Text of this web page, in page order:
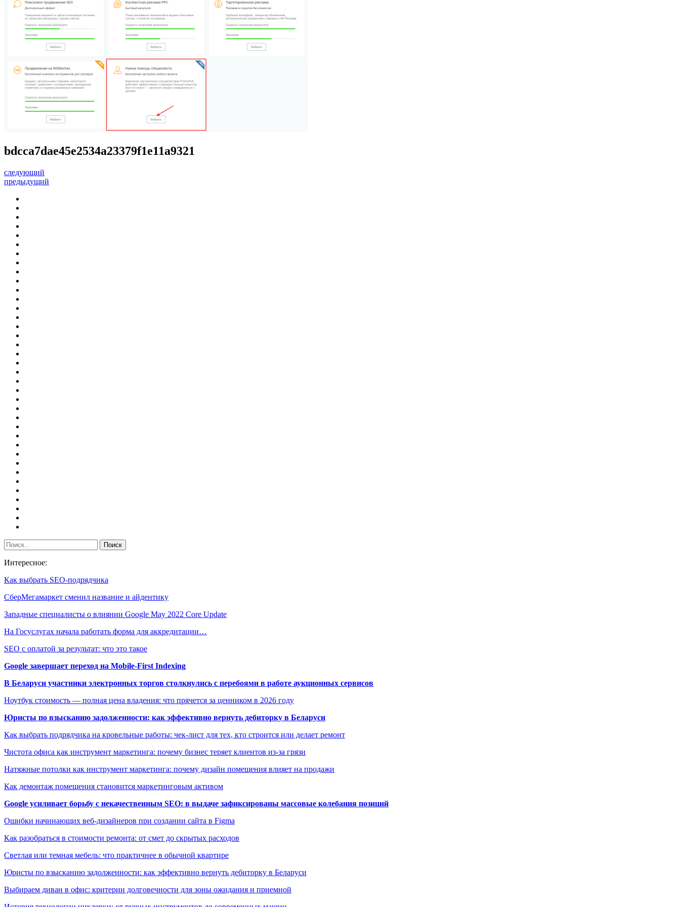
bdcca7dae45e2534a23379f1e11a9321
следующий
предыдущий
Интересное:
Как выбрать SEO-подрядчика
СберМегамаркет сменил название и айдентику
Западные специалисты о влиянии Google May 2022 Core Update
На Госуслугах начала работать форма для аккредитации…
SEO с оплатой за результат: что это такое
Google завершает переход на Mobile-First Indexing
В Беларуси участники электронных торгов столкнулись с перебоями в работе аукционных сервисов
Ноутбук стоимость — полная цена владения: что прячется за ценником в 2026 году
Юристы по взысканию задолженности: как эффективно вернуть дебиторку в Беларуси
Как выбрать подрядчика на кровельные работы: чек-лист для тех, кто строится или делает ремонт
Чистота офиса как инструмент маркетинга: почему бизнес теряет клиентов из-за грязи
Натяжные потолки как инструмент маркетинга: почему дизайн помещения влияет на продажи
Как демонтаж помещения становится маркетинговым активом
Google усиливает борьбу с некачественным SEO: в выдаче зафиксированы массовые колебания позиций
Ошибки начинающих веб-дизайнеров при создании сайта в Figma
Как разобраться в стоимости ремонта: от смет до скрытых расходов
Светлая или темная мебель: что практичнее в обычной квартире
Юристы по взысканию задолженности: как эффективно вернуть дебиторку в Беларуси
Выбираем диван в офис: критерии долговечности для зоны ожидания и приемной